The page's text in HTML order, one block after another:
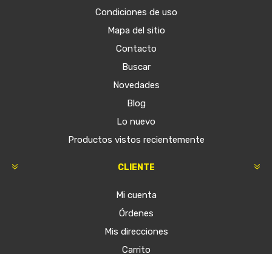
Condiciones de uso
Mapa del sitio
Contacto
Buscar
Novedades
Blog
Lo nuevo
Productos vistos recientemente
CLIENTE
Mi cuenta
Órdenes
Mis direcciones
Carrito